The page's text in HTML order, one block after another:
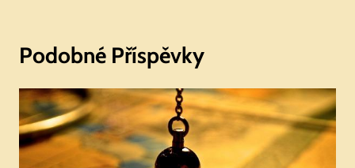
Podobné Příspěvky